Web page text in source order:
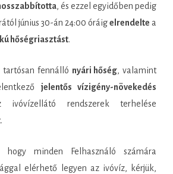
, és ezzel egyidőben pedig
június 30-án 24:00 óráigelrendelte a
hőségriasztást.
tartósan fennálló nyári hőség, valamint
jelentős vízigény-növekedés
ivóvízellátó rendszerek terhelése
.
hogy minden Felhasználó számára
elérhető legyen az ivóvíz, kérjük,